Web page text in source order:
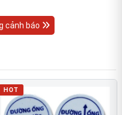
cảnh báo
HOT